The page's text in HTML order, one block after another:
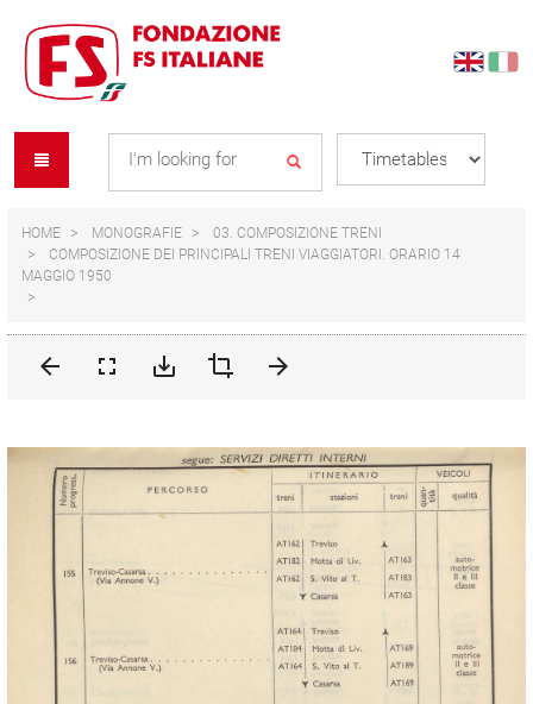
content
navigation
menu
HOME MONOGRAFIE
03. COMPOSIZIONE TRENI
COMPOSIZIONE DEI PRINCIPALI TRENI VIAGGIATORI. ORARIO 14
MAGGIO 1950